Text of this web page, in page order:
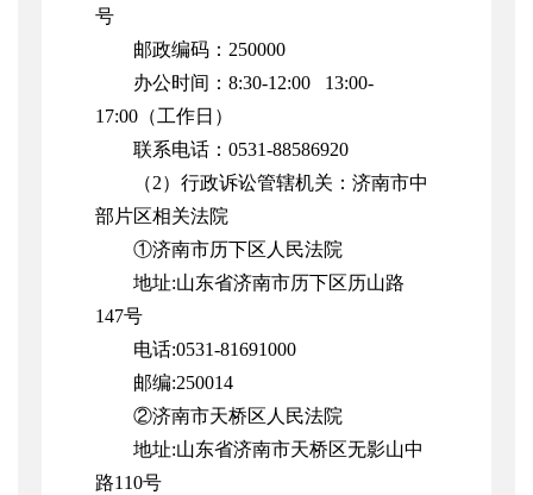
号
邮政编码：250000
办公时间：8:30-12:00 13:00-
17:00（工作日）
联系电话：0531-88586920
（2）行政诉讼管辖机关：济南市中
部片区相关法院
①济南市历下区人民法院
地址:山东省济南市历下区历山路
147号
电话:0531-81691000
邮编:250014
②济南市天桥区人民法院
地址:山东省济南市天桥区无影山中
路110号